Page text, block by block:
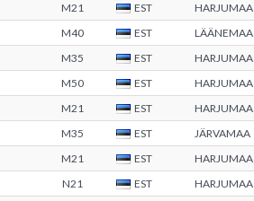
M21 EST HARJUMAA
M40 EST LÄÄNEMAA
M35 EST HARJUMAA
M50 EST HARJUMAA
M21 EST HARJUMAA
M35 EST JÄRVAMAA
M21 EST HARJUMAA
N21 EST HARJUMAA